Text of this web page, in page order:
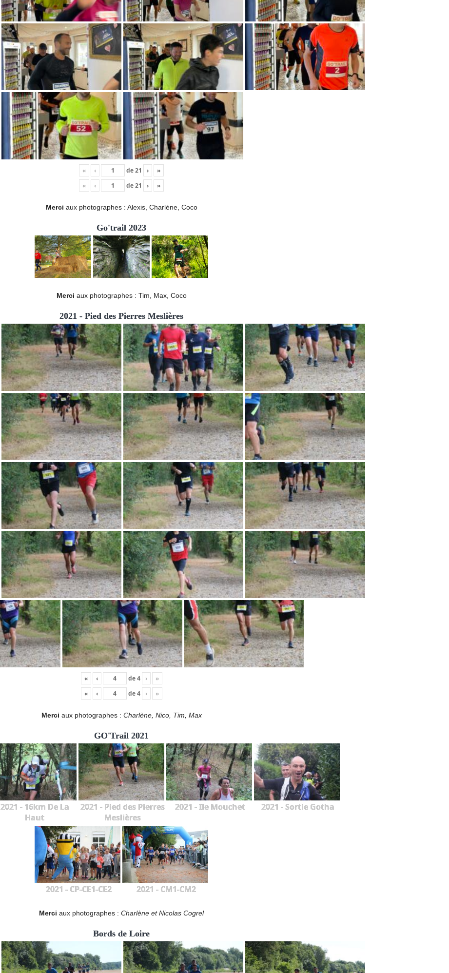
« ‹ de21 ›
»
«
‹ de21 › »
Merci aux photographes : Alexis, Charlène, Coco
Go'trail 2023
Merci aux photographes : Tim, Max, Coco
2021 - Pied des Pierres Meslières
« ‹ de4 ›
»
«
‹ de4 › »
Merci aux photographes : Charlène, Nico, Tim, Max
GO'Trail 2021
2021 - 16km De La
Haut
2021 - Pied des Pierres
Meslières
2021 - Ile Mouchet 2021 - Sortie Gotha
2021 - CP-CE1-CE2 2021 - CM1-CM2
Merci aux photographes : Charlène et Nicolas Cogrel
Bords de Loire